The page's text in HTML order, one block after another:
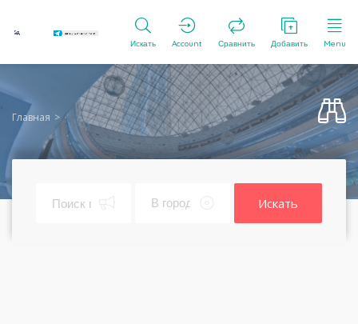
Искать Account Сравнить Добавить Menu
Главная
Искать